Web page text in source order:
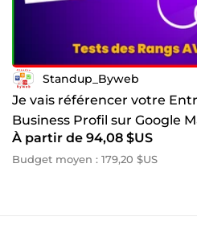
Standup_Byweb
Je vais référencer votre
Business Profil sur Google
À partir de 94,08 $US
Budget moyen : 179,20 $US